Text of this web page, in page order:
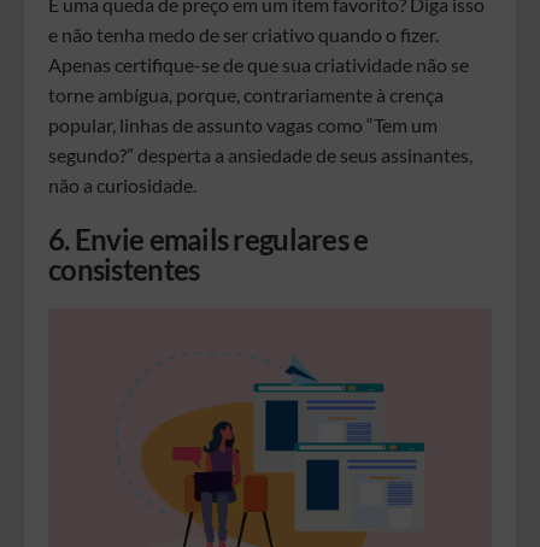
É uma queda de preço em um item favorito? Diga isso
e não tenha medo de ser criativo quando o fizer.
Apenas certifique-se de que sua criatividade não se
torne ambígua, porque, contrariamente à crença
popular, linhas de assunto vagas como “Tem um
segundo?” desperta a ansiedade de seus assinantes,
não a curiosidade.
6. Envie emails regulares e
consistentes